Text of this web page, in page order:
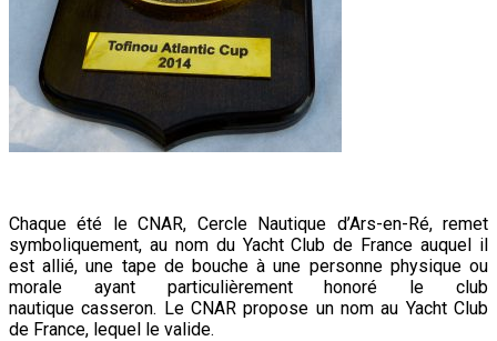
Chaque été le CNAR, Cercle Nautique d’Ars-en-Ré, remet
symboliquement, au nom du Yacht Club de France auquel il
est allié, une tape de bouche à une personne physique ou
morale ayant particulièrement honoré le club
nautiquecasseron. Le CNAR propose un nom au Yacht Club
de France, lequel le valide.